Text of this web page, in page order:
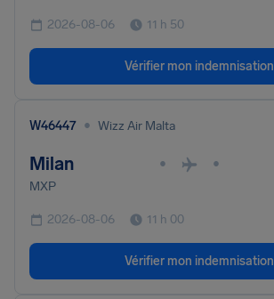
2026-08-06 11 h 50
Vérifier mon indemnisation
W46447 • Wizz Air Malta
Milan • •
MXP
2026-08-06 11 h 00
Vérifier mon indemnisation